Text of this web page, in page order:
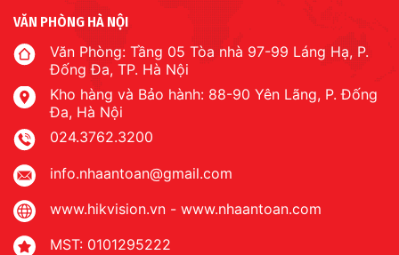
VĂN PHÒNG HÀ NỘI
Văn Phòng: Tầng 05 Tòa nhà 97-99 Láng Hạ, P.
Đống Đa, TP. Hà Nội
Kho hàng và Bảo hành: 88-90 Yên Lãng, P. Đống
Đa, Hà Nội
024.3762.3200
info.nhaantoan@gmail.com
www.hikvision.vn - www.nhaantoan.com
MST: 0101295222